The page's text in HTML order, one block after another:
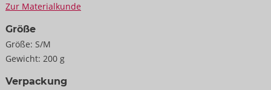
Zur Materialkunde
Größe
Größe: S/M
Gewicht: 200 g
Verpackung